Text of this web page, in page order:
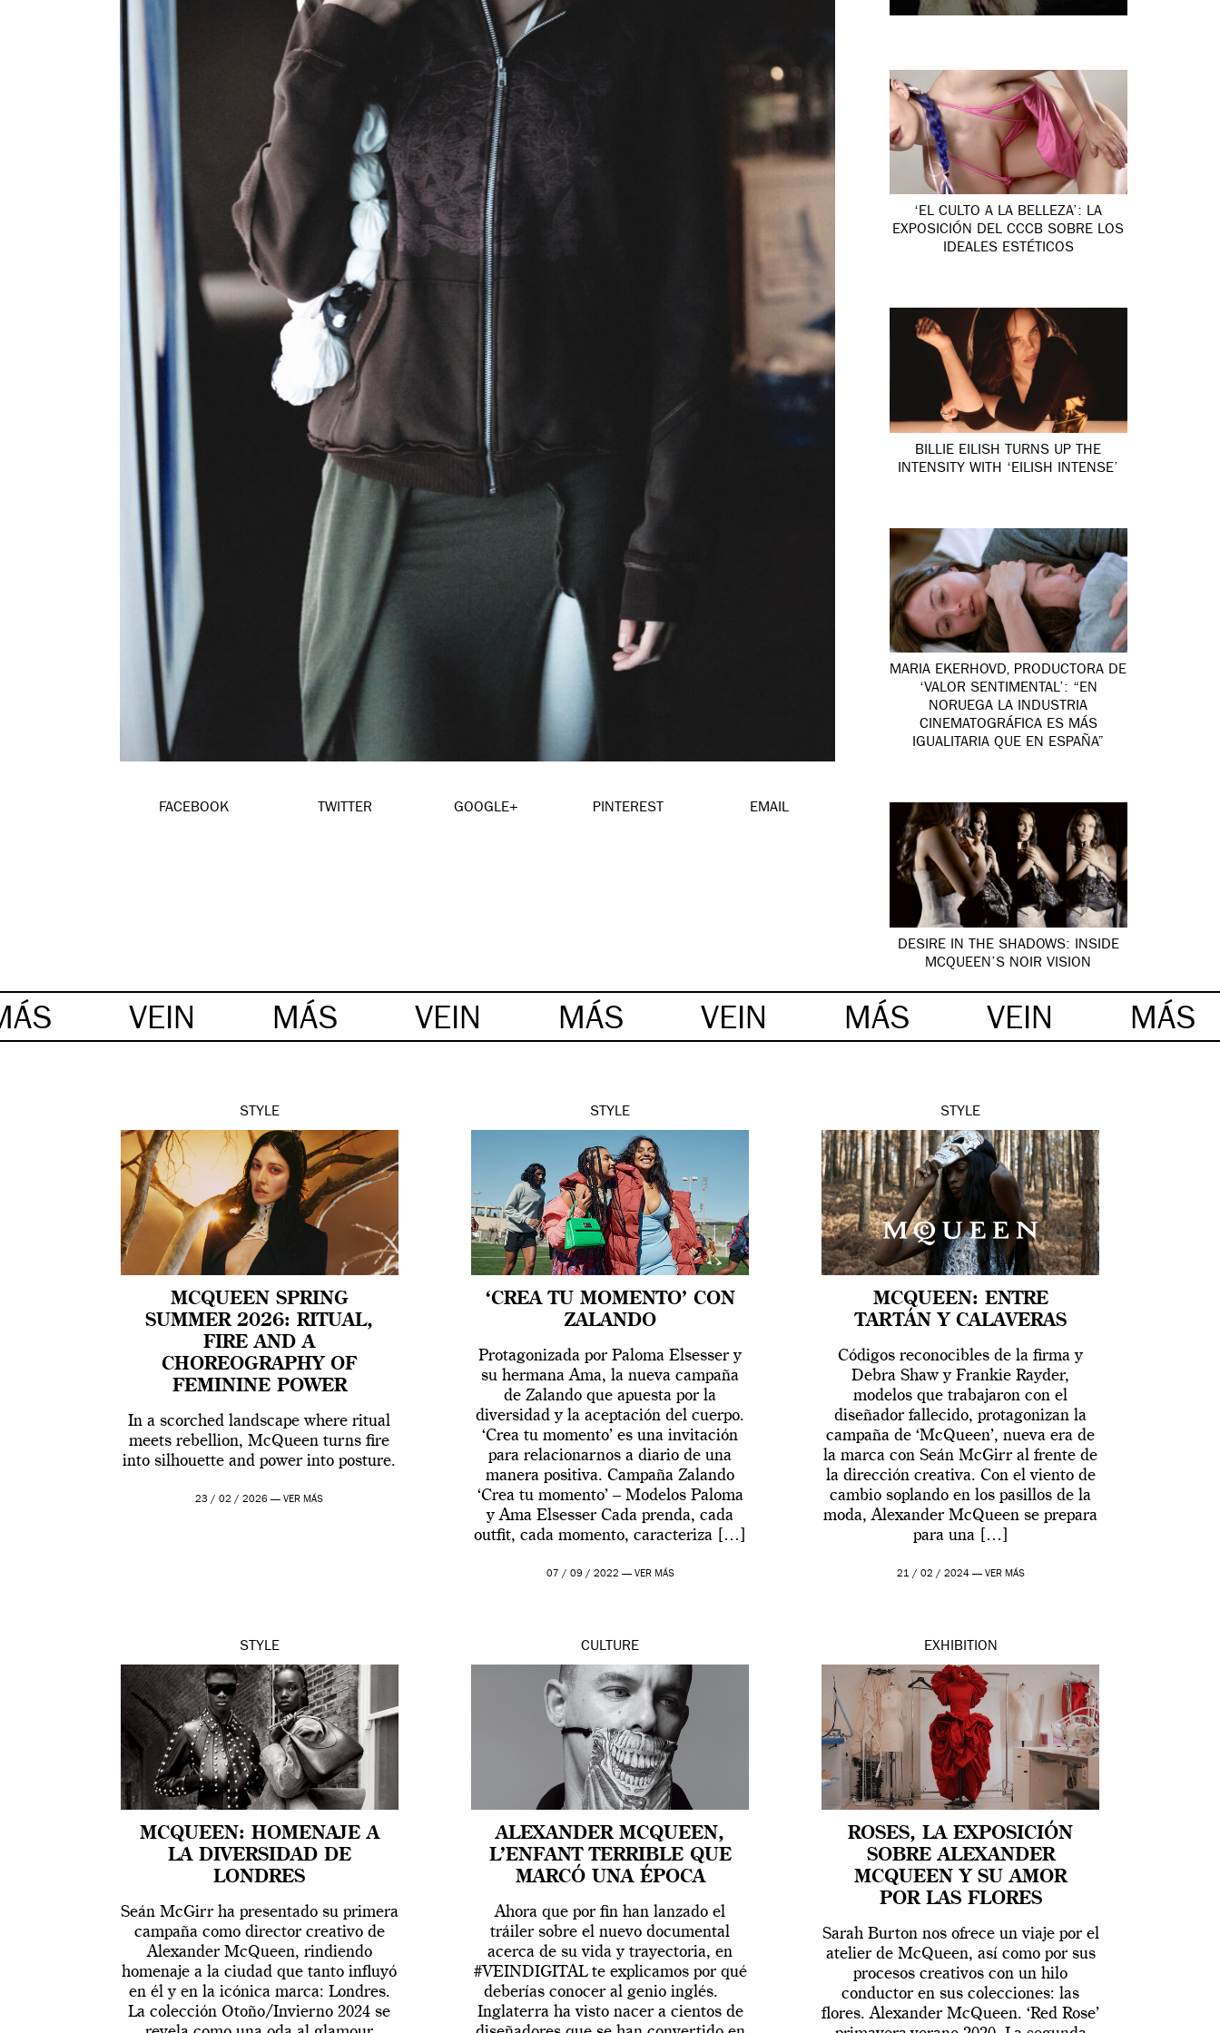
FACEBOOK TWITTER GOOGLE+ PINTEREST EMAIL
‘EL CULTO A LA BELLEZA’: LA
EXPOSICIÓN DEL CCCB SOBRE LOS
IDEALES ESTÉTICOS
BILLIE EILISH TURNS UP THE
INTENSITY WITH ‘EILISH INTENSE’
MARIA EKERHOVD, PRODUCTORA DE
‘VALOR SENTIMENTAL’: “EN
NORUEGA LA INDUSTRIA
CINEMATOGRÁFICA ES MÁS
IGUALITARIA QUE EN ESPAÑA”
DESIRE IN THE SHADOWS: INSIDE
MCQUEEN’S NOIR VISION
VEIN MÁS VEIN MÁS VEIN MÁS VEIN MÁS
STYLE
MCQUEEN SPRING
SUMMER 2026: RITUAL,
FIRE AND A
CHOREOGRAPHY OF
FEMININE POWER
In a scorched landscape where ritual
meets rebellion, McQueen turns fire
into silhouette and power into posture.
23 / 02 / 2026 —VER MÁS
STYLE
‘CREA TU MOMENTO’ CON
ZALANDO
Protagonizada por Paloma Elsesser y
su hermana Ama, la nueva campaña
de Zalando que apuesta por la
diversidad y la aceptación del cuerpo.
‘Crea tu momento’ es una invitación
para relacionarnos a diario de una
manera positiva. Campaña Zalando
‘Crea tu momento’ – Modelos Paloma
y Ama Elsesser Cada prenda, cada
outfit, cada momento, caracteriza […]
07 / 09 / 2022 — VER MÁS
STYLE
MCQUEEN: ENTRE
TARTÁN Y CALAVERAS
Códigos reconocibles de la firma y
Debra Shaw y Frankie Rayder,
modelos que trabajaron con el
diseñador fallecido, protagonizan la
campaña de ‘McQueen’, nueva era de
la marca con Seán McGirr al frente de
la dirección creativa. Con el viento de
cambio soplando en los pasillos de la
moda, Alexander McQueen se prepara
para una […]
21 / 02 / 2024 — VER MÁS
STYLE
MCQUEEN: HOMENAJE A
LA DIVERSIDAD DE
LONDRES
Seán McGirr ha presentado su primera
campaña como director creativo de
Alexander McQueen, rindiendo
homenaje a la ciudad que tanto influyó
en él y en la icónica marca: Londres.
La colección Otoño/Invierno 2024 se
CULTURE
ALEXANDER MCQUEEN,
L’ENFANT TERRIBLE QUE
MARCÓ UNA ÉPOCA
Ahora que por fin han lanzado el
tráiler sobre el nuevo documental
acerca de su vida y trayectoria, en
#VEINDIGITAL te explicamos por qué
deberías conocer al genio inglés.
Inglaterra ha visto nacer a cientos de
EXHIBITION
ROSES, LA EXPOSICIÓN
SOBRE ALEXANDER
MCQUEEN Y SU AMOR
POR LAS FLORES
Sarah Burton nos ofrece un viaje por el
atelier de McQueen, así como por sus
procesos creativos con un hilo
conductor en sus colecciones: las
flores. Alexander McQueen. ‘Red Rose’